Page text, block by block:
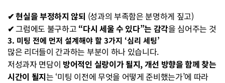
✔︎ 현실을 부정하지 않되 (성과의 부족함은 분명하게 짚고)
✔︎ 그럼에도 불구하고 “다시 세울 수 있다”는 감각을 심어주는 것
3. 미팅 전에 먼저 설계해야 할 3가지 ‘심리 세팅’
많은 리더들이 간과하는 부분이 하나 있습니다.
저성과자 면담이 방어적인 실랑이가 될지, 개선 방향을 함께 찾는
시간이 될지는 ‘미팅 이전에 무엇을 어떻게 준비했는가’에 따라